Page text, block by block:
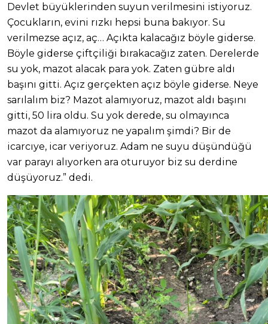
Devlet büyüklerinden suyun verilmesini istiyoruz.
Çocukların, evini rızkı hepsi buna bakıyor. Su
verilmezse açız, aç… Açıkta kalacağız böyle giderse.
Böyle giderse çiftçiliği bırakacağız zaten. Derelerde
su yok, mazot alacak para yok. Zaten gübre aldı
başını gitti. Açız gerçekten açız böyle giderse. Neye
sarılalım biz? Mazot alamıyoruz, mazot aldı başını
gitti, 50 lira oldu. Su yok derede, su olmayınca
mazot da alamıyoruz ne yapalım şimdi? Bir de
icarcıye, icar veriyoruz. Adam ne suyu düşündüğü
var parayı alıyorken ara oturuyor biz su derdine
düşüyoruz.” dedi.